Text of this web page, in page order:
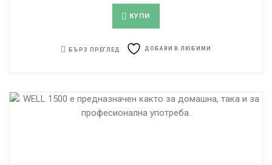
КУПИ
БЪРЗ ПРЕГЛЕД ДОБАВИ В ЛЮБИМИ